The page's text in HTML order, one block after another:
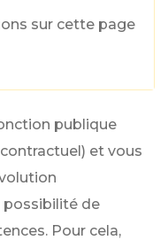
sur cette page
publique
et vous
possibilité de
Pour cela,